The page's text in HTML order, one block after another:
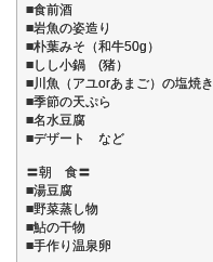
■食前酒
■岩魚の姿造り
■朴葉みそ（和牛50g）
■しし小鍋 (猪）
■川魚（アユorあまご）の塩焼き
■季節の天ぷら
■名水豆腐
■デザート など
〓朝 食〓
■湯豆腐
■野菜蒸し物
■鮎の干物
■手作り温泉卵